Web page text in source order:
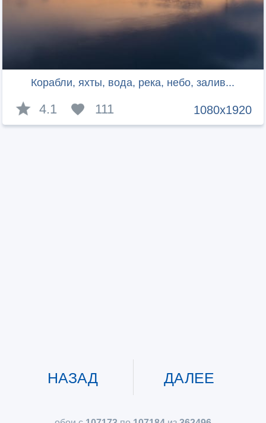
Корабли, яхты, вода, река, небо, залив...
1080x1920
4.1 111
НАЗАД ДАЛЕЕ